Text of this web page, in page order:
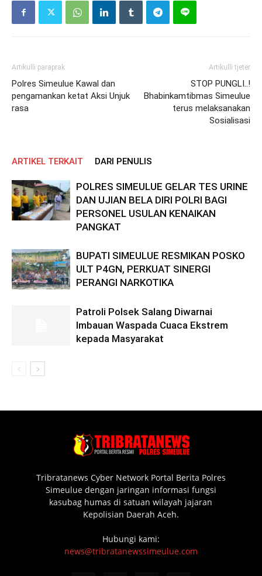
Artikulli paraprak
Polres Simeulue Kawal dan
pengamankan ketat Aksi Unjuk
rasa
Artikulli tjetër
STOP PUNGLI..!
Bhabinkamtibmas Simeulue
terus melaksanakan
Sosialisasi
ARTIKEL TERKAIT DARI PENULIS
POLRES SIMEULUE GELAR TES URINE
DAN UJIAN BELA DIRI POLRI BAGI
PERSONEL USULAN KENAIKAN
PANGKAT
BUPATI SIMEULUE RESMIKAN POSKO
ULT P4GN, PERKUAT SINERGI
PERANGI NARKOTIKA
Patroli Polsek Salang Diwarnai
Imbauan Waspada Cuaca Ekstrem
kepada Masyarakat
Tribratanews Cyber Network Portal Berita Polres
Simeulue dengan jaringan informasi fungsi
kasubag humas di satuan wilayah jajaran
Kepolisian Daerah Aceh.
Hubungi kami:
news@tribratanewssimeulue.com